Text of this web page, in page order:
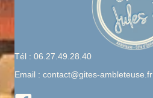
Tél : 06.27.49.28.40
Email : contact@gites-ambleteuse.fr